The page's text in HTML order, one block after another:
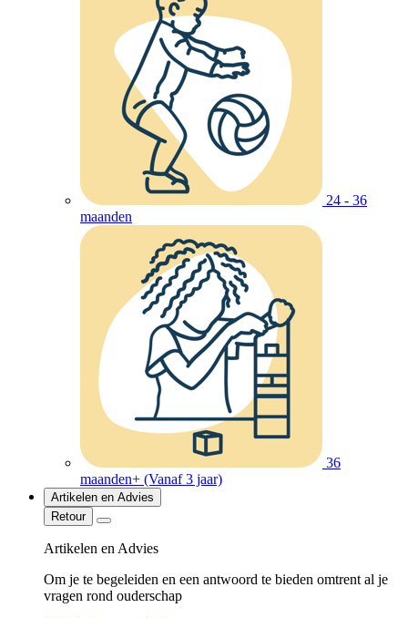
24 - 36
maanden
36
maanden+ (Vanaf 3 jaar)
Artikelen en Advies
Retour
Artikelen en Advies
Om je te begeleiden en een antwoord te bieden omtrent al je
vragen rond ouderschap